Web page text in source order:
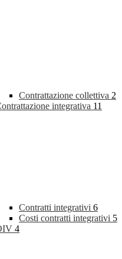
Contrattazione collettiva 2
integrativa 11
Contratti integrativi 6
Costi contratti integrativi 5
4